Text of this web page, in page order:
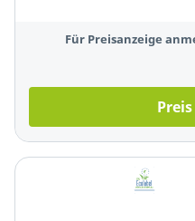
Für Preisanzeige